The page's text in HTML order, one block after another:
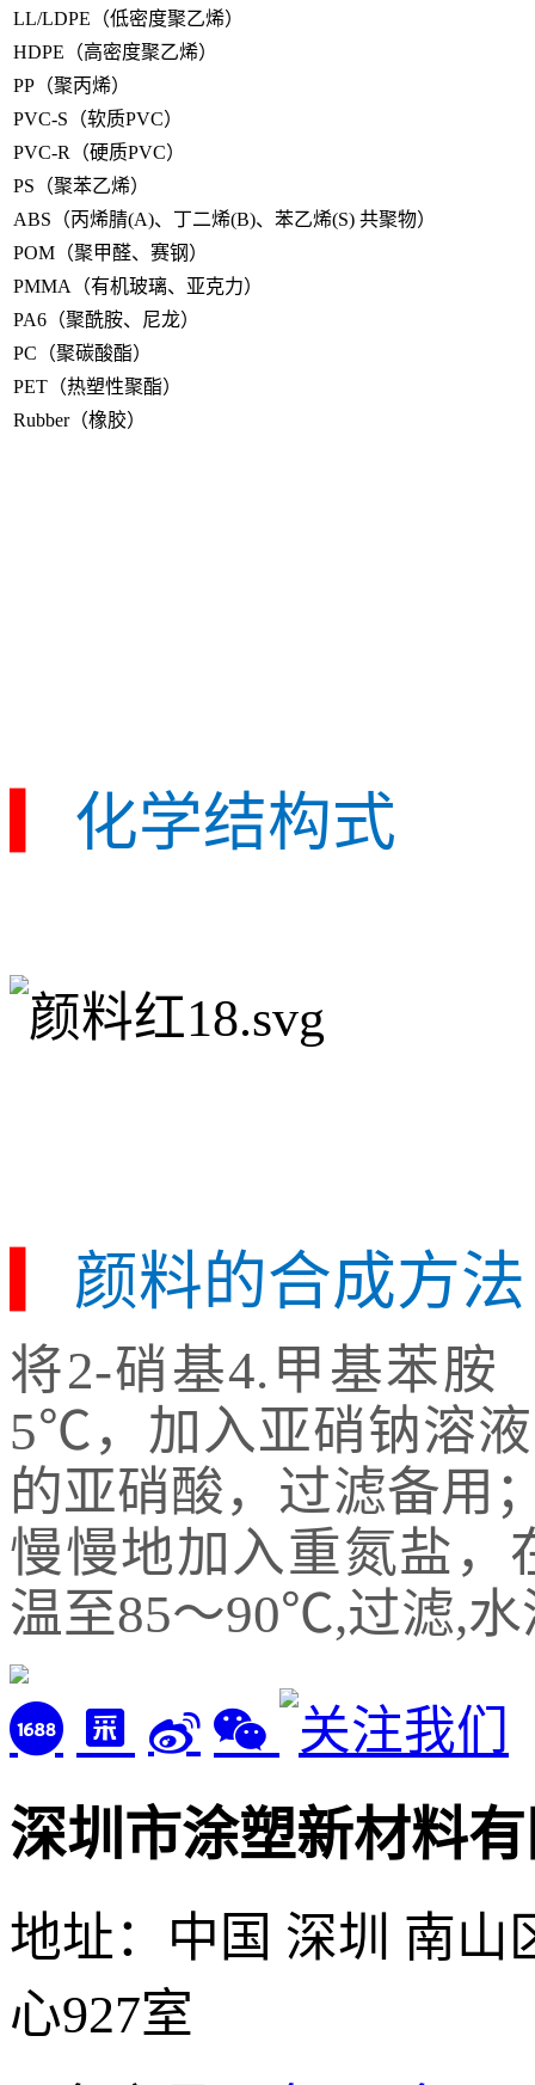
LL/LDPE（低密度聚乙烯）
HDPE（高密度聚乙烯）
PP（聚丙烯）
PVC-S（软质PVC）
PVC-R（硬质PVC）
PS（聚苯乙烯）
ABS（丙烯腈(A)、丁二烯(B)、苯乙烯(S) 共聚物）
POM（聚甲醛、赛钢）
PMMA（有机玻璃、亚克力）
PA6（聚酰胺、尼龙）
PC（聚碳酸酯）
PET（热塑性聚酯）
Rubber（橡胶）
化学结构式
颜料的合成方法
将2-硝基4.甲基苯胺
5℃，加入亚硝钠溶
的亚硝酸，过滤备用
慢慢地加入重氮盐，
温至85～90℃,过滤,水
深圳市涂塑新材料
地址：中国 深圳 南山
心927室